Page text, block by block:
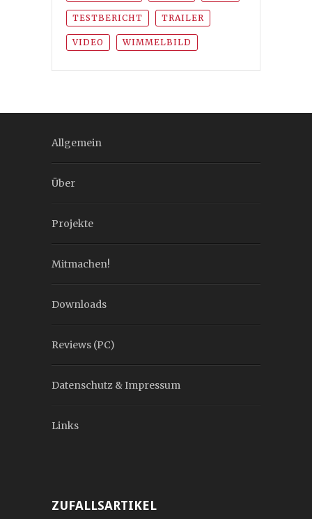
TESTBERICHT TRAILER
VIDEO WIMMELBILD
Allgemein
Über
Projekte
Mitmachen!
Downloads
Reviews (PC)
Datenschutz & Impressum
Links
ZUFALLSARTIKEL